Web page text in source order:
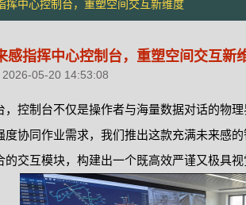
挥中心控制台，重塑空间交互新维度
感指挥中心控制台，重塑空间交互新
2026-05-20 14:53:08
控制台不仅是操作者与海量数据对话的物
协同作业需求，我们推出这款充满未来感
交互模块，构建出一个既高效严谨又极具视